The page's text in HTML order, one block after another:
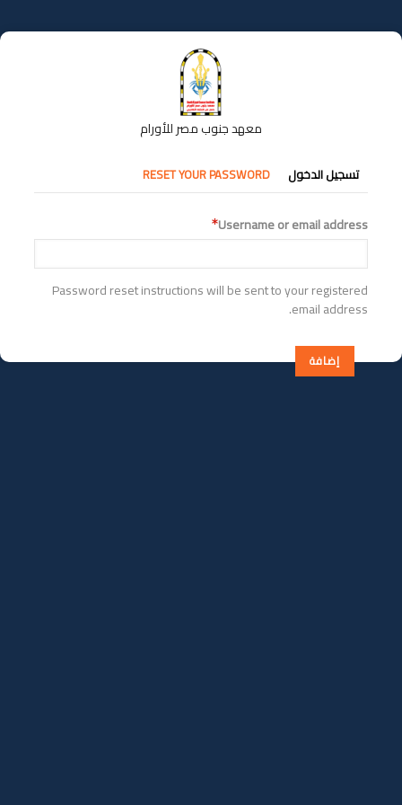
إلى
المحتوى
معهد جنوب مصر للأورام
التبويبات
الأساسية
تسجيل الدخول RESET YOUR PASSWORD
Username or email address
Password reset instructions will be sent to your registered
email address.